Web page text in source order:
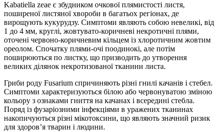
Kabatiella zeae є збудником очкової плямистості листя,
поширеної листяної хвороби в багатьох регіонах, де
вирощують кукурудзу. Симптоми являють собою невеликі, від
1 до 4 мм, круглі, жовтувато-коричневі некротичні плями,
оточені червоно-коричневим кільцем із хлоротичним жовтим
ореолом. Спочатку плями-очі по­одинокі, але потім
поширюються по листку, що призводить до утворення
великих ділянок некротизованої тканини листа.
Гриби роду Fusarium спричиняють різні гнилі качанів і стебел.
Симптоми характеризуються білою або червонуватою зміною
кольору з ознаками гниття на качанах і всередині стебла.
Поряд із фузаріозними інфекціями в уражених тканинах
накопичуються різні мікотоксини, що являють значний ризик
для здоров’я тварин і людини.